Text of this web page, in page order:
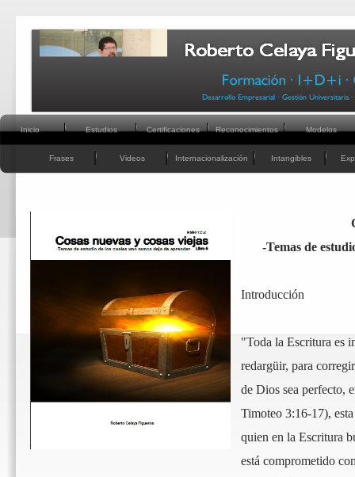
Inicio Estudios Certificaciones Reconocimientos Modelos
Frases Videos Internacionalización Intangibles
-Temas de
Introducción
"Toda la Escritura es
redargüir, para
de Dios sea perfecto,
Timoteo 3:16-17),
quien en la Escritura
está comprometido